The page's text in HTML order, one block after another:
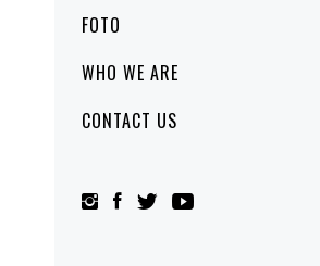
FOTO
WHO WE ARE
CONTACT US